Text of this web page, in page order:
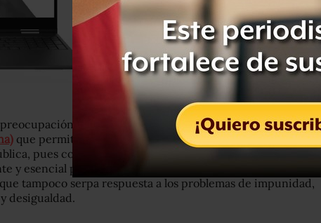
por la
iniciativa de reforma constitucional
que permite la intervención de soldados y marinos en
pues considera que su presencia no debe verse como
y esencial para recuperar la paz, seguridad y respeto a los
tampoco serpa respuesta a los problemas de impunidad,
desigualdad.